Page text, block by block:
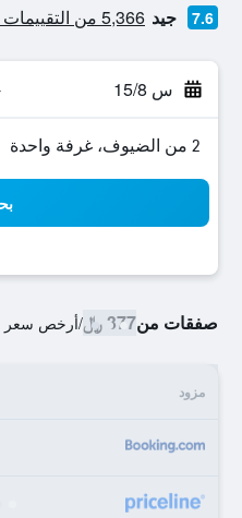
7.6 جيد 5,366 من التقييمات تم التحقق منها
س 15/8
2 من الضيوف، غرفة واحدة
صفقات من377 ﷼ /أرخص سعر
مزود